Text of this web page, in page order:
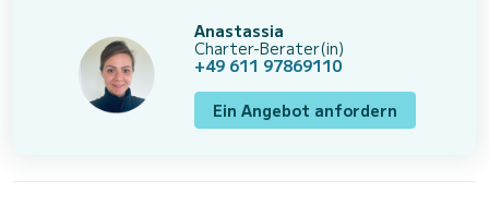
Anastassia
Charter-Berater(in)
+49 611 97869110
Ein Angebot anfordern